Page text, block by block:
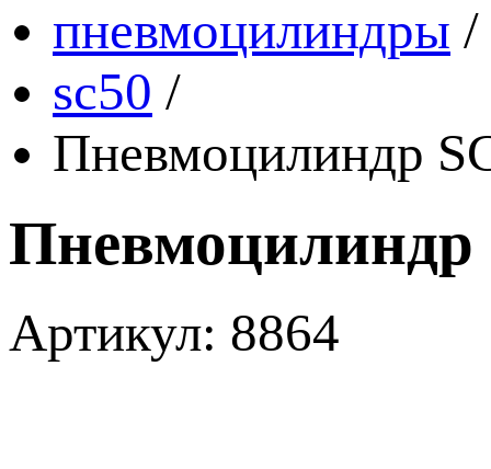
пневмоцилиндры /
sc50 /
Пневмоцилиндр
Пневмоцилиндр
Артикул: 8864